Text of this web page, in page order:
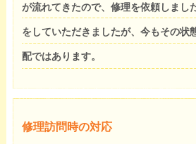
が流れてきたので、修理を依頼しまし
をしていただきましたが、今もその状
配ではあります。
修理訪問時の対応